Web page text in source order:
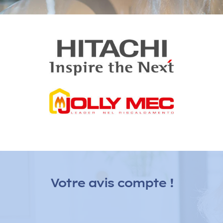
et sanitaires
co 2 Energies vous propose des solutions alternatives,
Votre avis compte !